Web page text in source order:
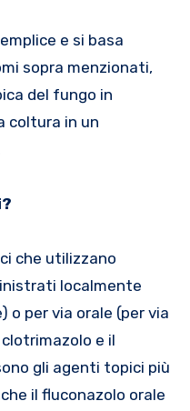
e si basa
sopra menzionati,
del fungo in
coltura in un
che utilizzano
localmente
o per via orale (per via
e il
gli agenti topici più
il fluconazolo orale